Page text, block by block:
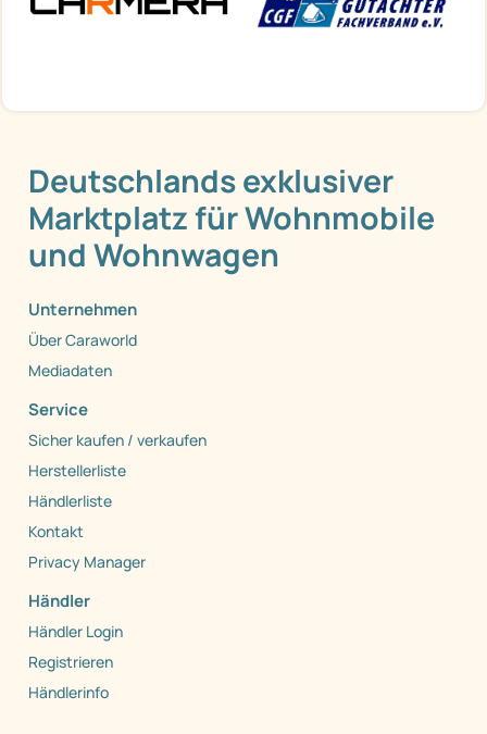
Deutschlands exklusiver
Marktplatz für Wohnmobile
und Wohnwagen
Unternehmen
Über Caraworld
Mediadaten
Service
Sicher kaufen / verkaufen
Herstellerliste
Händlerliste
Kontakt
Privacy Manager
Händler
Händler Login
Registrieren
Händlerinfo